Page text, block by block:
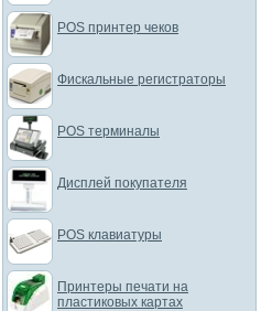
POS принтер чеков
Фискальные регистраторы
POS терминалы
Дисплей покупателя
POS клавиатуры
Принтеры печати на
пластиковых картах